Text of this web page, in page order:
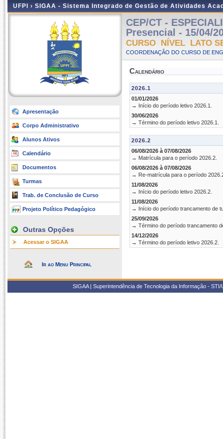
UFPI › SIGAA - Sistema Integrado de Gestão de Atividades
Apresentação
Corpo Administrativo
Alunos Ativos
Calendário
Documentos
Turmas
Trab. de Conclusão de Curso
Projeto Político Pedagógico
Outras Opções
Acessar o SIGAA
Ir ao Menu Principal
CEP/CT -
Presencial - 15/04/
CURSO NÍVEL LATO
COORDENAÇÃO DO CURSO DE
Calendário
2026.1
01/01/2026
→ Início do período letivo 2026.1.
30/06/2026
→ Término do período letivo 2026.1.
2026.2
06/08/2026 à 07/08/2026
→ Matrícula para o período 2026.2.
06/08/2026 à 07/08/2026
→ Re-matrícula para o período
11/08/2026
→ Início do período letivo 2026.2.
11/08/2026
→ Início do período trancamento de
25/09/2026
→ Término do período trancamento
14/12/2026
→ Término do período letivo 2026.2.
SIGAA | Superintendência de Tecnologia da Informação -